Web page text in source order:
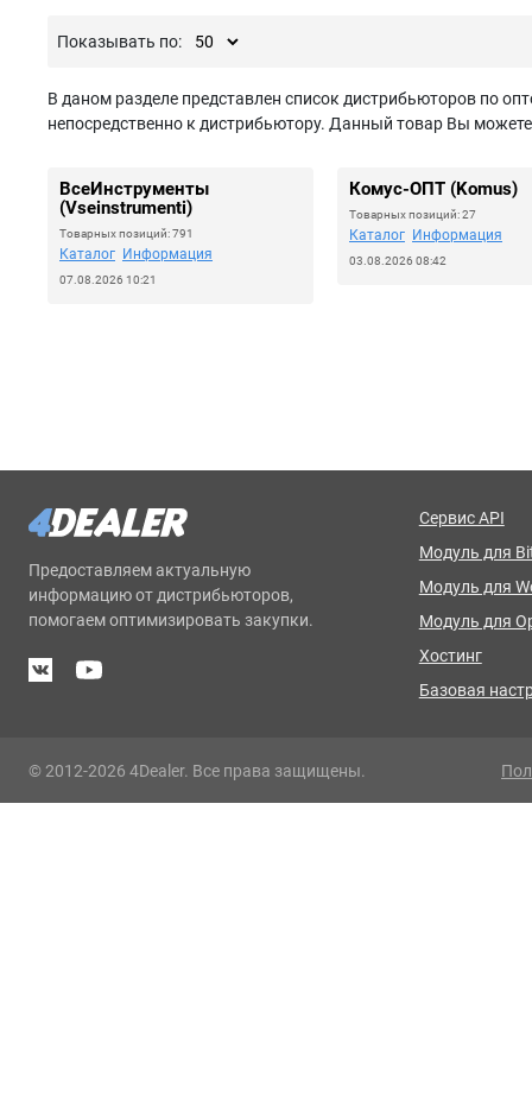
Показывать по:
В даном разделе представлен список дистрибьюторов по
непосредственно к дистрибьютору. Данный товар Вы
ВсеИнструменты
(Vseinstrumenti)
Товарных позиций: 791
Каталог Информация
07.08.2026 10:21
Комус-ОПТ (Komus)
Товарных позиций: 27
Каталог Информация
03.08.2026 08:42
Предоставляем актуальную
информацию от дистрибьюторов,
помогаем оптимизировать закупки.
Сервис API
Модуль для
Модуль для
Модуль для
Хостинг
Базовая
© 2012-2026 4Dealer. Все права защищены.